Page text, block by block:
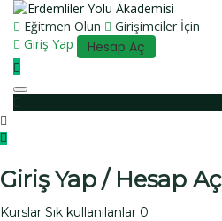
Eğitmen Olun
Girişimciler İçin
Giriş Yap
Hesap Aç
Toggle navigation
Giriş Yap / Hesap Aç
Kurslar Sık kullanılanlar 0